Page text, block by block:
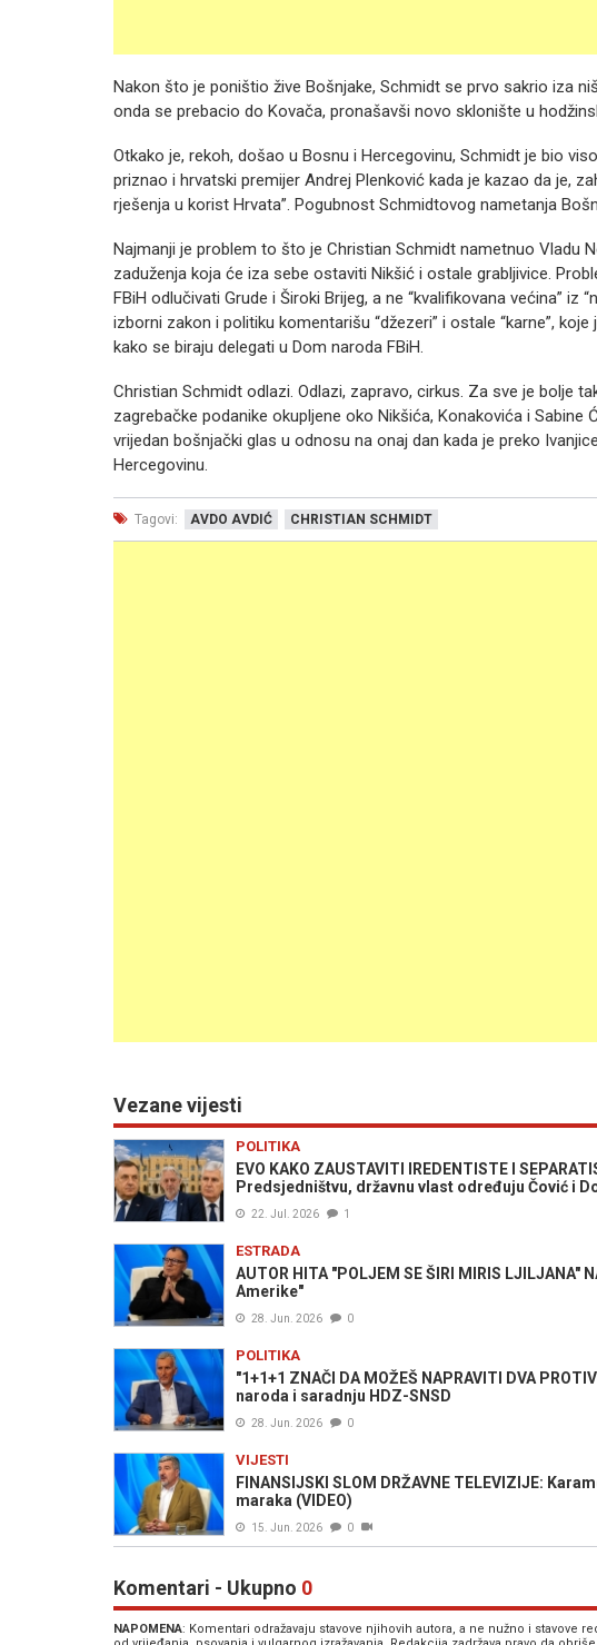
Nakon što je poništio žive Bošnjake, Schmidt se prvo sakrio iza
onda se prebacio do Kovača, pronašavši novo sklonište u
Otkako je, rekoh, došao u Bosnu i Hercegovinu, Schmidt je bio
priznao i hrvatski premijer Andrej Plenković kada je kazao da je,
rješenja u korist Hrvata”. Pogubnost Schmidtovog nametanja
Najmanji je problem to što je Christian Schmidt nametnuo Vladu
zaduženja koja će iza sebe ostaviti Nikšić i ostale grabljivice.
FBiH odlučivati Grude i Široki Brijeg, a ne “kvalifikovana većina” iz
izborni zakon i politiku komentarišu “džezeri” i ostale “karne”,
kako se biraju delegati u Dom naroda FBiH.
Christian Schmidt odlazi. Odlazi, zapravo, cirkus. Za sve je bolje
zagrebačke podanike okupljene oko Nikšića, Konakovića i Sabine
vrijedan bošnjački glas u odnosu na onaj dan kada je preko
Hercegovinu.
Tagovi: AVDO AVDIĆ CHRISTIAN SCHMIDT
Vezane vijesti
POLITIKA
EVO KAKO ZAUSTAVITI IREDENTISTE I
Predsjedništvu, državnu vlast određuju Čović i
22. Jul. 2026 1
ESTRADA
AUTOR HITA "POLJEM SE ŠIRI MIRIS
Amerike"
28. Jun. 2026 0
POLITIKA
"1+1+1 ZNAČI DA MOŽEŠ NAPRAVITI DVA
naroda i saradnju HDZ-SNSD
28. Jun. 2026 0
VIJESTI
FINANSIJSKI SLOM DRŽAVNE TELEVIZIJE:
maraka (VIDEO)
15. Jun. 2026 0
Komentari - Ukupno 0
NAPOMENA: Komentari odražavaju stavove njihovih autora, a ne nužno i stavove